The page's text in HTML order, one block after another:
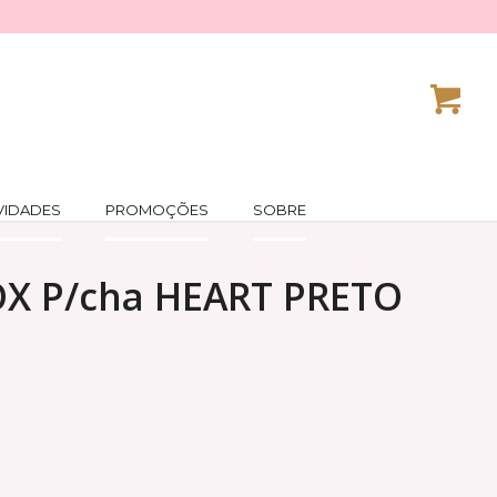
PROMOÇÕES SOBRE
P/cha HEART PRETO